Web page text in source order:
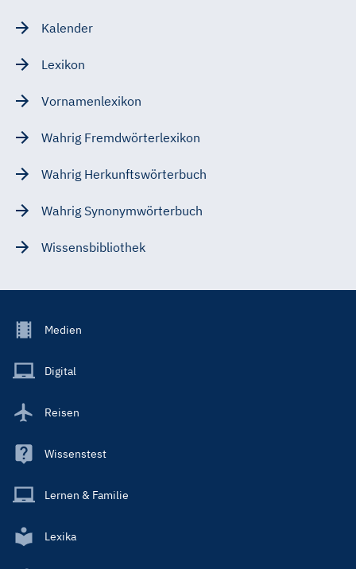
Kalender
Lexikon
Vornamenlexikon
Wahrig Fremdwörterlexikon
Wahrig Herkunftswörterbuch
Wahrig Synonymwörterbuch
Wissensbibliothek
Footer
Main
Medien
Digital
Reisen
Wissenstest
Lernen & Familie
Lexika